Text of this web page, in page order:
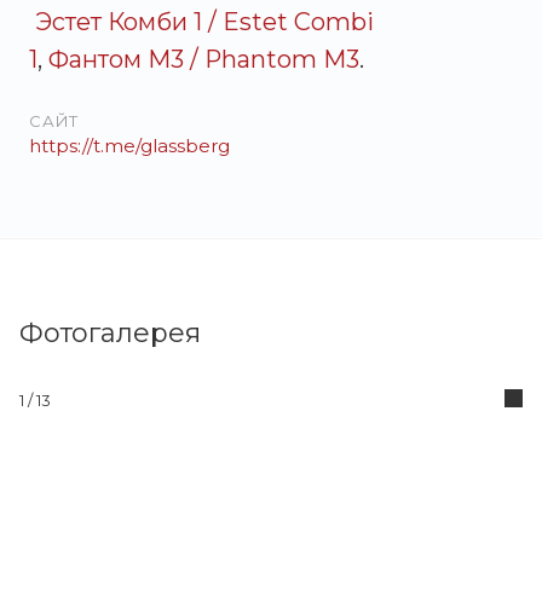
Эстет Комби 1 / Estet Combi
1, Фантом М3 / Phantom M3.
САЙТ
https://t.me/glassberg
Фотогалерея
1 / 13